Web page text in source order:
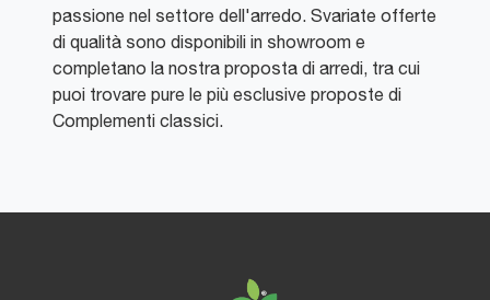
passione nel settore dell'arredo. Svariate offerte
di qualità sono disponibili in showroom e
completano la nostra proposta di arredi, tra cui
puoi trovare pure le più esclusive proposte di
Complementi classici.